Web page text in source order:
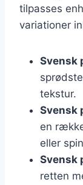
tilpasses
variationer
Svensk
tekstur.
Svensk
en
eller
Svensk
retten